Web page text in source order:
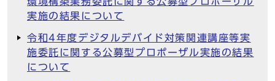
実施の結果について
令和4年度デジタルデバイド対策関連講座等実
施委託に関する公募型プロポーザル実施の結果
について